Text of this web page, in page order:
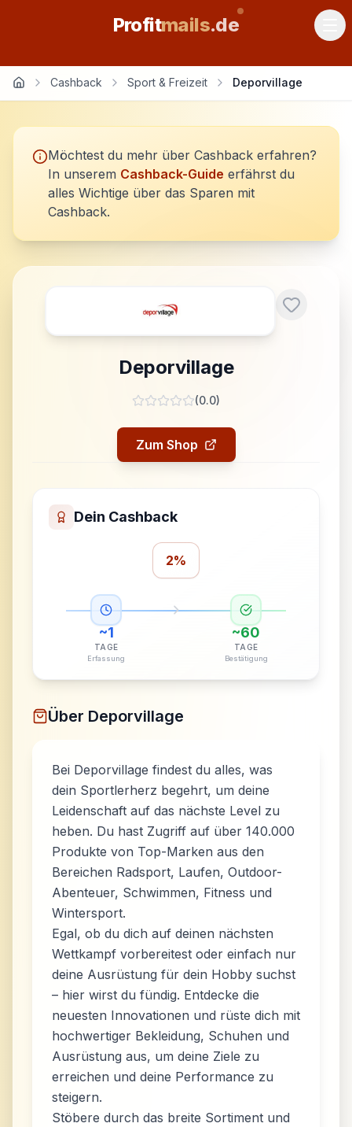
Profitmails.de
Cashback Sport & Freizeit Deporvillage
Möchtest du mehr über Cashback erfahren?
In unserem Cashback-Guide erfährst du
alles Wichtige über das Sparen mit
Cashback.
Deporvillage
(0.0)
Zum Shop
Dein Cashback
2%
~1
TAGE
Erfassung
~60
TAGE
Bestätigung
Über Deporvillage
Bei Deporvillage findest du alles, was
dein Sportlerherz begehrt, um deine
Leidenschaft auf das nächste Level zu
heben. Du hast Zugriff auf über 140.000
Produkte von Top-Marken aus den
Bereichen Radsport, Laufen, Outdoor-
Abenteuer, Schwimmen, Fitness und
Wintersport.
Egal, ob du dich auf deinen nächsten
Wettkampf vorbereitest oder einfach nur
deine Ausrüstung für dein Hobby suchst
– hier wirst du fündig. Entdecke die
neuesten Innovationen und rüste dich mit
hochwertiger Bekleidung, Schuhen und
Ausrüstung aus, um deine Ziele zu
erreichen und deine Performance zu
steigern.
Stöbere durch das breite Sortiment und